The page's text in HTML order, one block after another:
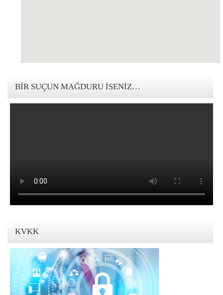
BIR SUÇUN MAĞDURU İSENIZ…
KVKK